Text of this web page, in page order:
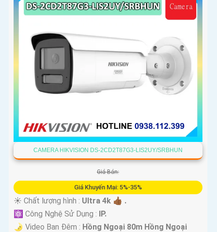
CAMERA HIKVISION DS-2CD2T87G3-LIS2UY/SRBHUN
Giá Bán:
Giá Khuyến Mại: 5%-35%
☀️ Chất lượng hình : Ultra 4k 👍🏾 .
⚛️ Công Nghệ Sử Dụng : IP.
🌛 Video Ban Đêm : Hồng Ngoại 80m Hồng Ngoại